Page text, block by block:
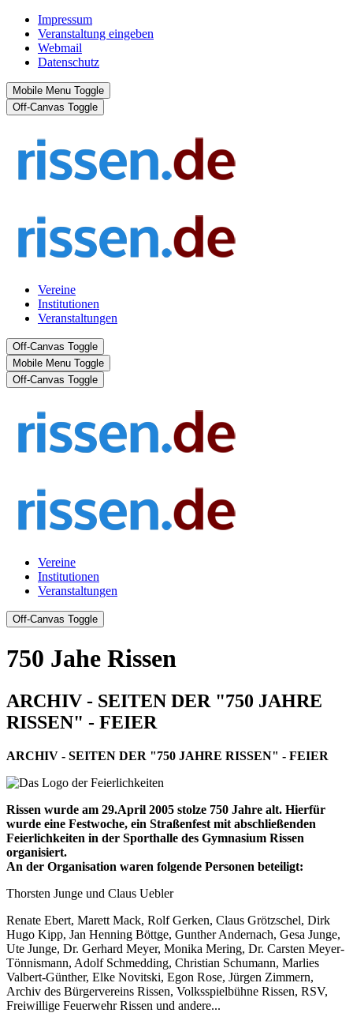
Impressum
Veranstaltung eingeben
Webmail
Datenschutz
Mobile Menu Toggle
Off-Canvas Toggle
Vereine
Institutionen
Veranstaltungen
Off-Canvas Toggle
Mobile Menu Toggle
Off-Canvas Toggle
Vereine
Institutionen
Veranstaltungen
Off-Canvas Toggle
750 Jahe Rissen
ARCHIV - SEITEN DER "750 JAHRE
RISSEN" - FEIER
ARCHIV - SEITEN DER "750 JAHRE RISSEN" - FEIER
Rissen wurde am 29.April 2005 stolze 750 Jahre alt. Hierfür
wurde eine Festwoche, ein Straßenfest mit abschließenden
Feierlichkeiten in der Sporthalle des Gymnasium Rissen
organisiert.
An der Organisation waren folgende Personen beteiligt:
Thorsten Junge und Claus Uebler
Renate Ebert, Marett Mack, Rolf Gerken, Claus Grötzschel, Dirk
Hugo Kipp, Jan Henning Böttge, Gunther Andernach, Gesa Junge,
Ute Junge, Dr. Gerhard Meyer, Monika Mering, Dr. Carsten Meyer-
Tönnismann, Adolf Schmedding, Christian Schumann, Marlies
Valbert-Günther, Elke Novitski, Egon Rose, Jürgen Zimmern,
Archiv des Bürgervereins Rissen, Volksspielbühne Rissen, RSV,
Freiwillige Feuerwehr Rissen und andere...